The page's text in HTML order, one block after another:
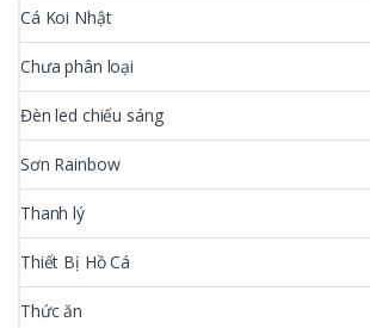
Cá Koi Nhật
Chưa phân loại
Đèn led chiếu sáng
Sơn Rainbow
Thanh lý
Thiết Bị Hồ Cá
Thức ăn